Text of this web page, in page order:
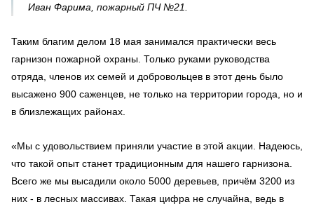
Иван Фарима, пожарный ПЧ №21.
Таким благим делом 18 мая занимался практически весь
гарнизон пожарной охраны. Только руками руководства
отряда, членов их семей и добровольцев в этот день было
высажено 900 саженцев, не только на территории города, но и
в близлежащих районах.
«Мы с удовольствием приняли участие в этой акции. Надеюсь,
что такой опыт станет традиционным для нашего гарнизона.
Всего же мы высадили около 5000 деревьев, причём 3200 из
них - в лесных массивах. Такая цифра не случайна, ведь в